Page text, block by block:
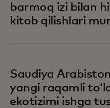
barmoq izi bilan
kitob qilishlari
Saudiya
yangi raqamli
ekotizimi ishga